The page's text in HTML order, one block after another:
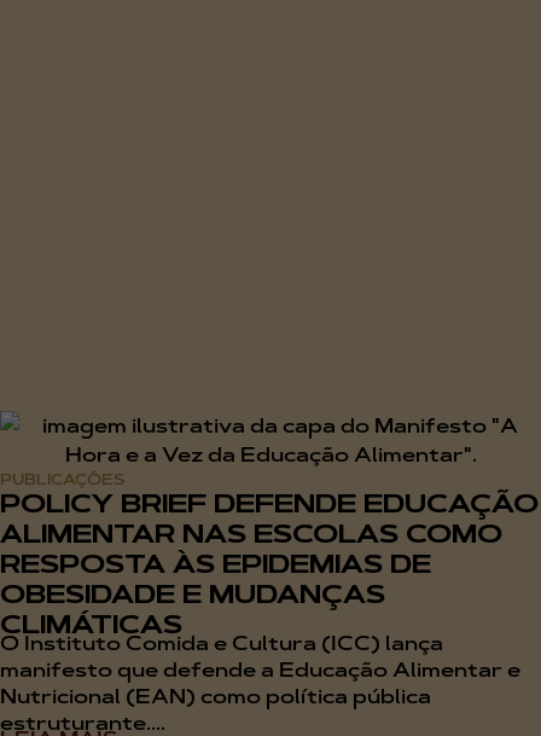
PUBLICAÇÕES
POLICY BRIEF DEFENDE EDUCAÇÃO
ALIMENTAR NAS ESCOLAS COMO
RESPOSTA ÀS EPIDEMIAS DE
OBESIDADE E MUDANÇAS
CLIMÁTICAS
O Instituto Comida e Cultura (ICC) lança
manifesto que defende a Educação Alimentar e
Nutricional (EAN) como política pública
estruturante....